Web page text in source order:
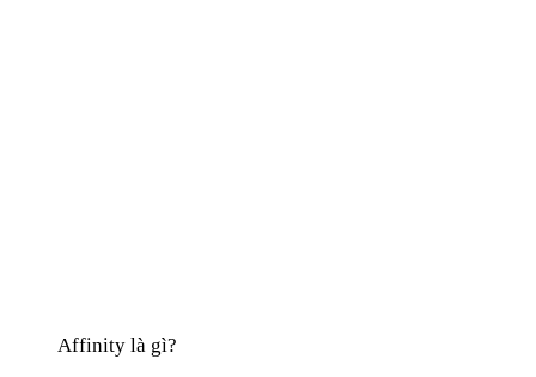
Affinity là gì?